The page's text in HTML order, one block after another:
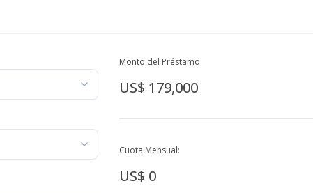
Monto del Préstamo:
US$ 179,000
Cuota Mensual:
US$ 0